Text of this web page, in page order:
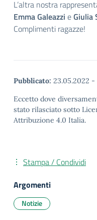
L’altra nostra
Emma Galeazzi eGiulia
Complimenti ragazze!
Pubblicato: 23.05.2022 -
Eccetto dove
stato rilasciato sotto
Attribuzione 4.0 Italia.
Stampa / Condividi
Argomenti
Notizie